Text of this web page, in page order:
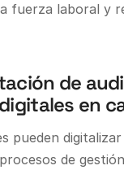
fuerza laboral y
de
en
pueden digitalizar
de